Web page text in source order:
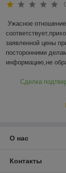
Ужасное
заявленной цены
посторонними
информацию,не
Сделка
О нас
Контакты